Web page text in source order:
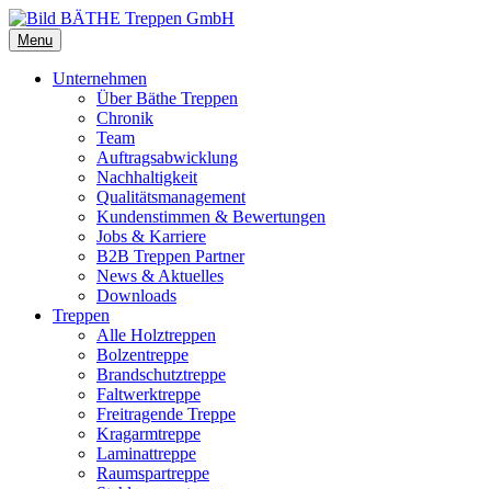
Menu
Unternehmen
Über Bäthe Treppen
Chronik
Team
Auftragsabwicklung
Nachhaltigkeit
Qualitätsmanagement
Kundenstimmen & Bewertungen
Jobs & Karriere
B2B Treppen Partner
News & Aktuelles
Downloads
Treppen
Alle Holztreppen
Bolzentreppe
Brandschutztreppe
Faltwerktreppe
Freitragende Treppe
Kragarmtreppe
Laminattreppe
Raumspartreppe